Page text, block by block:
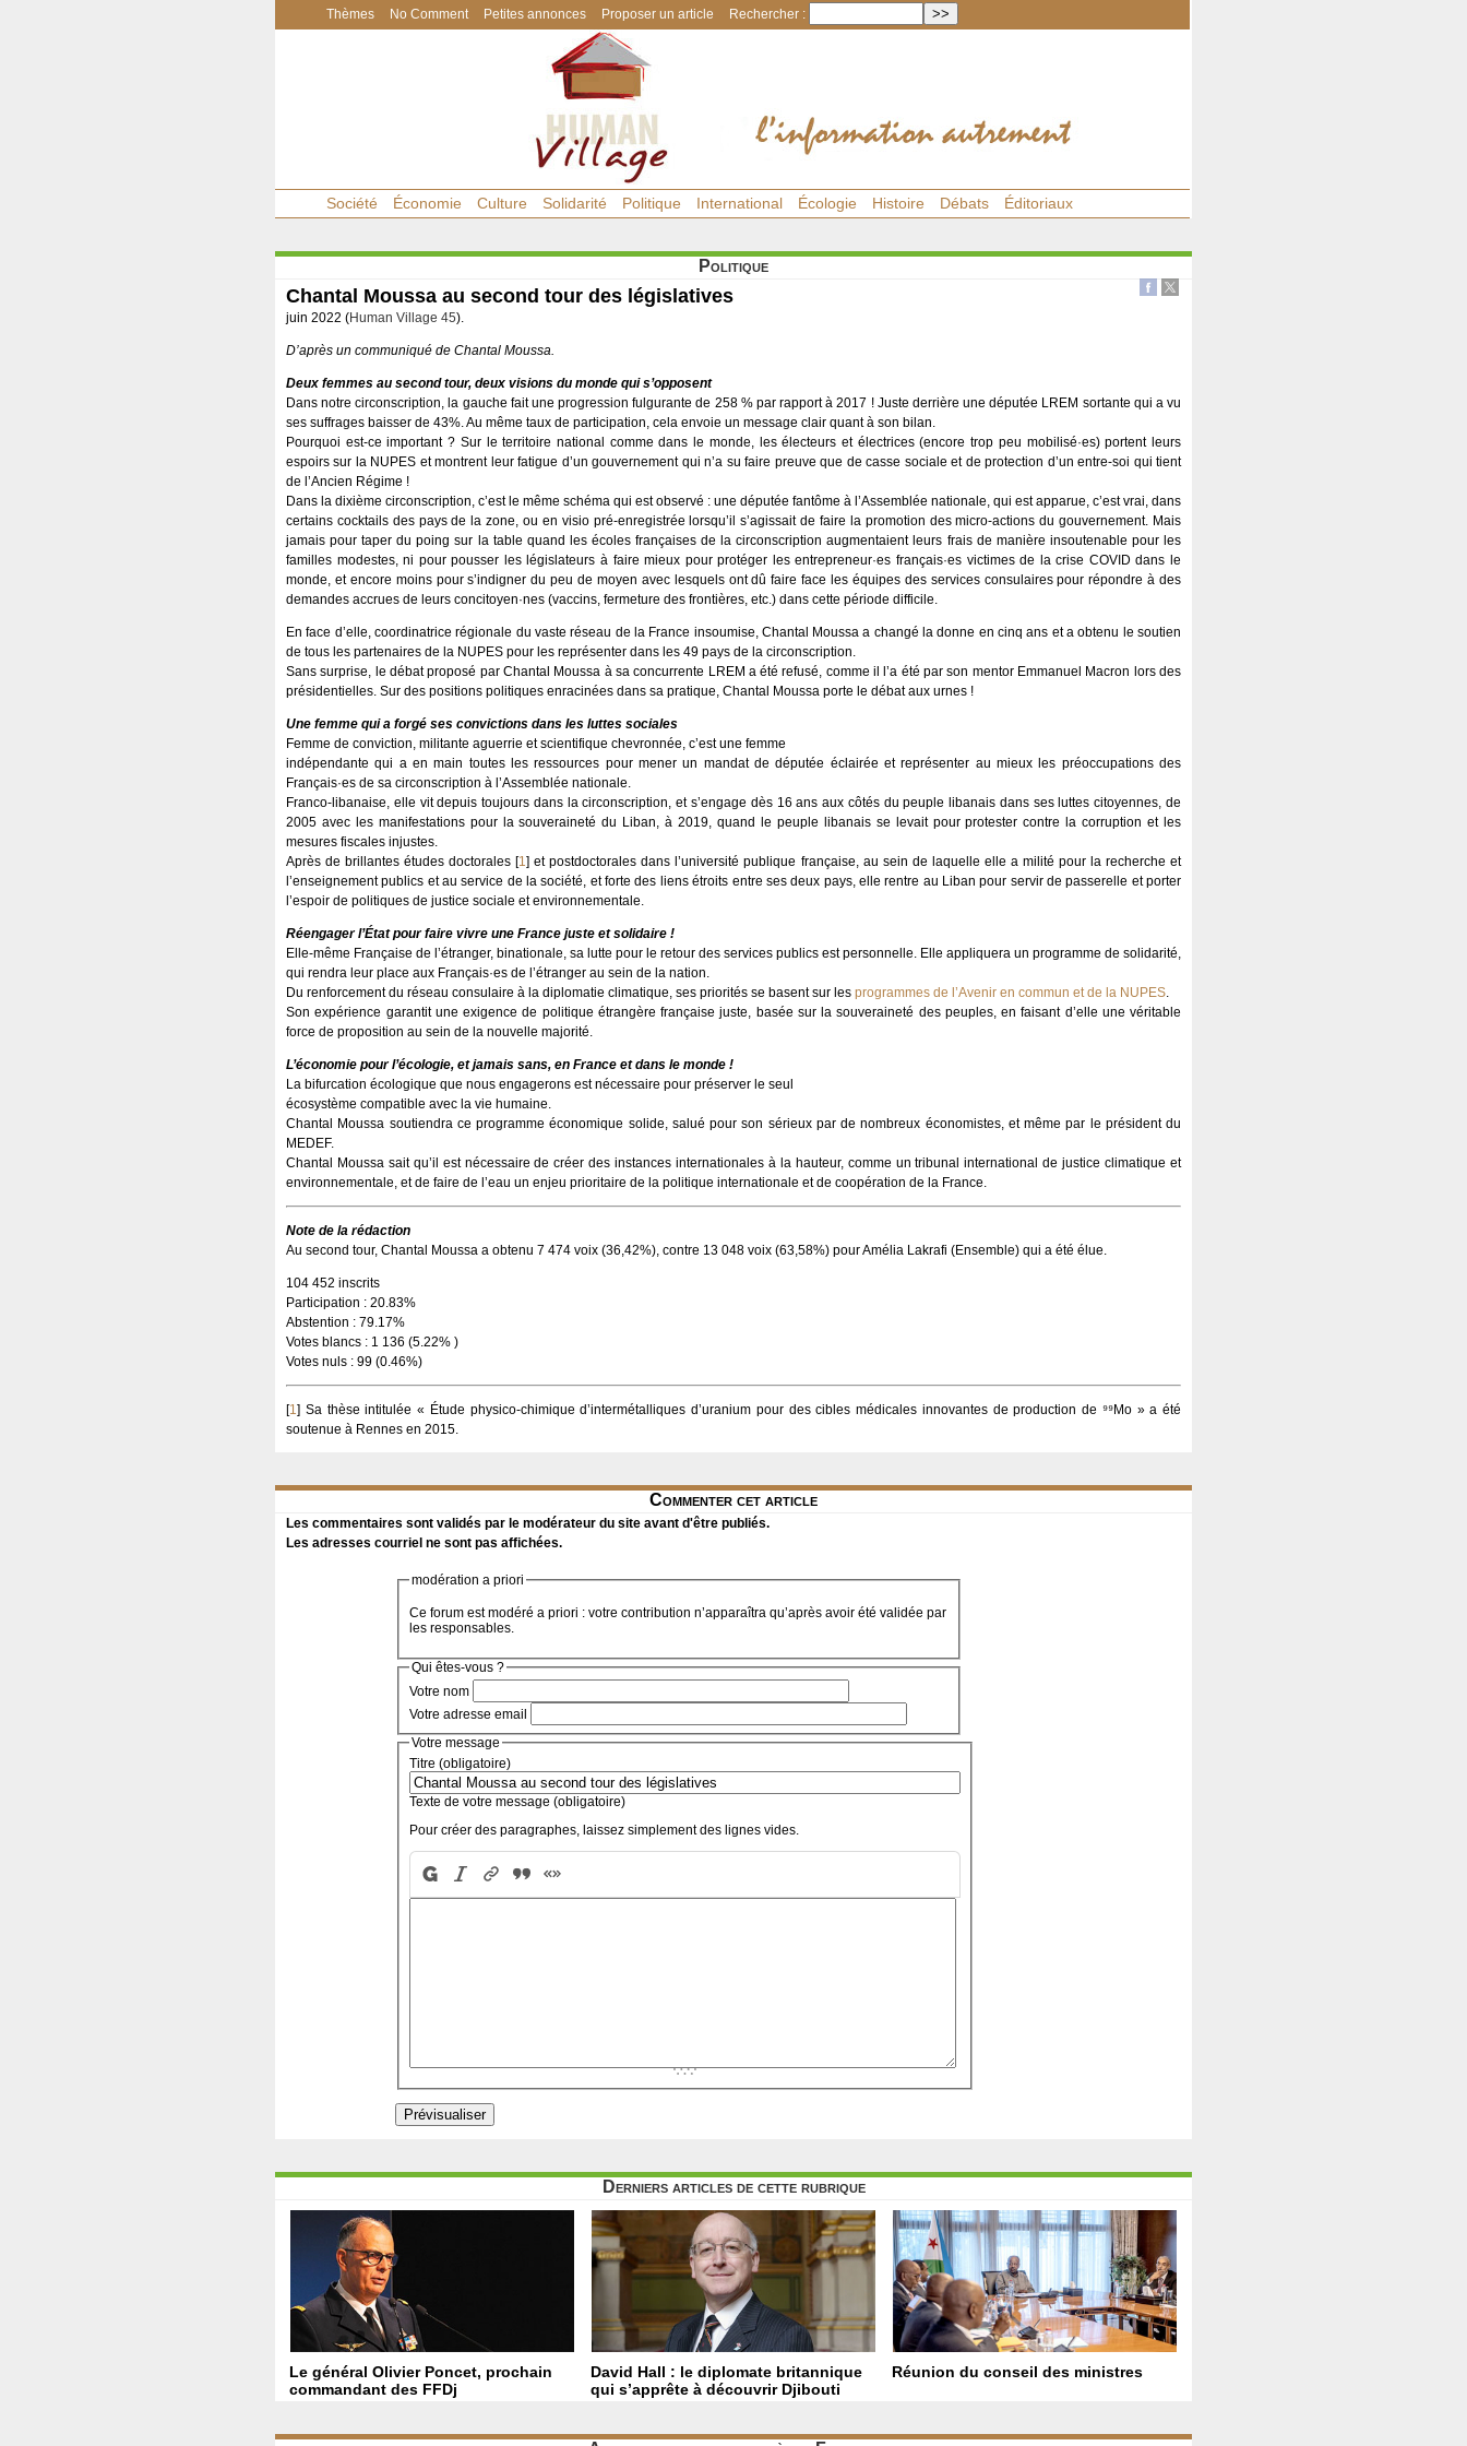
Thèmes No Comment Petites annonces Proposer un article Rechercher :
Société Économie Culture Solidarité Politique International Écologie Histoire Débats Éditoriaux
Politique
Chantal Moussa au second tour des législatives
juin 2022 (Human Village 45).
D’après un communiqué de Chantal Moussa.
Deux femmes au second tour, deux visions du monde qui s’opposent
Dans notre circonscription, la gauche fait une progression fulgurante de 258 % par rapport à 2017 ! Juste derrière une députée LREM sortante qui a vu
ses suffrages baisser de 43%. Au même taux de participation, cela envoie un message clair quant à son bilan.
Pourquoi est-ce important ? Sur le territoire national comme dans le monde, les électeurs et électrices (encore trop peu mobilisé·es) portent leurs
espoirs sur la NUPES et montrent leur fatigue d’un gouvernement qui n’a su faire preuve que de casse sociale et de protection d’un entre-soi qui tient
de l’Ancien Régime !
Dans la dixième circonscription, c’est le même schéma qui est observé : une députée fantôme à l’Assemblée nationale, qui est apparue, c’est vrai, dans
certains cocktails des pays de la zone, ou en visio pré-enregistrée lorsqu’il s’agissait de faire la promotion des micro-actions du gouvernement. Mais
jamais pour taper du poing sur la table quand les écoles françaises de la circonscription augmentaient leurs frais de manière insoutenable pour les
familles modestes, ni pour pousser les législateurs à faire mieux pour protéger les entrepreneur·es français·es victimes de la crise COVID dans le
monde, et encore moins pour s’indigner du peu de moyen avec lesquels ont dû faire face les équipes des services consulaires pour répondre à des
demandes accrues de leurs concitoyen·nes (vaccins, fermeture des frontières, etc.) dans cette période difficile.
En face d’elle, coordinatrice régionale du vaste réseau de la France insoumise, Chantal Moussa a changé la donne en cinq ans et a obtenu le soutien
de tous les partenaires de la NUPES pour les représenter dans les 49 pays de la circonscription.
Sans surprise, le débat proposé par Chantal Moussa à sa concurrente LREM a été refusé, comme il l’a été par son mentor Emmanuel Macron lors des
présidentielles. Sur des positions politiques enracinées dans sa pratique, Chantal Moussa porte le débat aux urnes !
Une femme qui a forgé ses convictions dans les luttes sociales
Femme de conviction, militante aguerrie et scientifique chevronnée, c’est une femme
indépendante qui a en main toutes les ressources pour mener un mandat de députée éclairée et représenter au mieux les préoccupations des
Français·es de sa circonscription à l’Assemblée nationale.
Franco-libanaise, elle vit depuis toujours dans la circonscription, et s’engage dès 16 ans aux côtés du peuple libanais dans ses luttes citoyennes, de
2005 avec les manifestations pour la souveraineté du Liban, à 2019, quand le peuple libanais se levait pour protester contre la corruption et les
mesures fiscales injustes.
Après de brillantes études doctorales [1] et postdoctorales dans l’université publique française, au sein de laquelle elle a milité pour la recherche et
l’enseignement publics et au service de la société, et forte des liens étroits entre ses deux pays, elle rentre au Liban pour servir de passerelle et porter
l’espoir de politiques de justice sociale et environnementale.
Réengager l’État pour faire vivre une France juste et solidaire !
Elle-même Française de l’étranger, binationale, sa lutte pour le retour des services publics est personnelle. Elle appliquera un programme de solidarité,
qui rendra leur place aux Français·es de l’étranger au sein de la nation.
Du renforcement du réseau consulaire à la diplomatie climatique, ses priorités se basent sur les programmes de l’Avenir en commun et de la NUPES.
Son expérience garantit une exigence de politique étrangère française juste, basée sur la souveraineté des peuples, en faisant d’elle une véritable
force de proposition au sein de la nouvelle majorité.
L’économie pour l’écologie, et jamais sans, en France et dans le monde !
La bifurcation écologique que nous engagerons est nécessaire pour préserver le seul
écosystème compatible avec la vie humaine.
Chantal Moussa soutiendra ce programme économique solide, salué pour son sérieux par de nombreux économistes, et même par le président du
MEDEF.
Chantal Moussa sait qu’il est nécessaire de créer des instances internationales à la hauteur, comme un tribunal international de justice climatique et
environnementale, et de faire de l’eau un enjeu prioritaire de la politique internationale et de coopération de la France.
Note de la rédaction
Au second tour, Chantal Moussa a obtenu 7 474 voix (36,42%), contre 13 048 voix (63,58%) pour Amélia Lakrafi (Ensemble) qui a été élue.
104 452 inscrits
Participation : 20.83%
Abstention : 79.17%
Votes blancs : 1 136 (5.22% )
Votes nuls : 99 (0.46%)
[1] Sa thèse intitulée « Étude physico-chimique d’intermétalliques d’uranium pour des cibles médicales innovantes de production de ⁹⁹Mo » a été
soutenue à Rennes en 2015.
Commenter cet article
Les commentaires sont validés par le modérateur du site avant d'être publiés.
Les adresses courriel ne sont pas affichées.
modération a priori
Ce forum est modéré a priori : votre contribution n’apparaîtra qu’après avoir été validée par
les responsables.
Qui êtes-vous ?
Votre nom
Votre adresse email
Votre message
Titre (obligatoire)
Texte de votre message (obligatoire)
Pour créer des paragraphes, laissez simplement des lignes vides.
Derniers articles de cette rubrique
Le général Olivier Poncet, prochain
commandant des FFDj
David Hall : le diplomate britannique
qui s’apprête à découvrir Djibouti
Réunion du conseil des ministres